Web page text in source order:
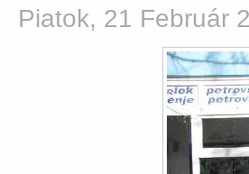
Piatok, 21 Február